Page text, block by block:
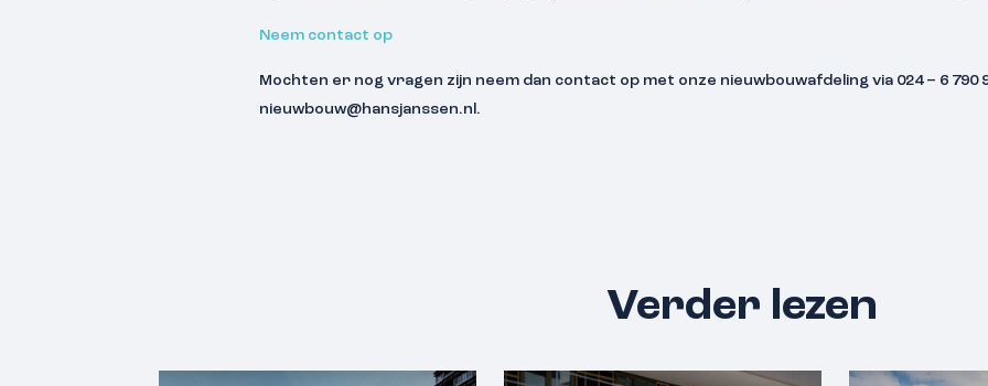
Neem contact op
Mochten er nog vragen zijn neem dan contact op met onze nieuwbouwafdeling via 024 – 6 790
nieuwbouw@hansjanssen.nl.
Verder lezen